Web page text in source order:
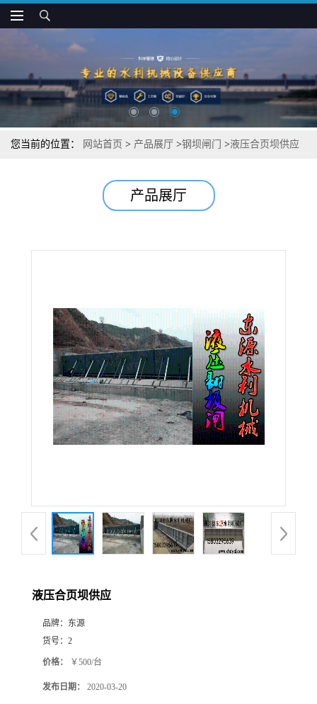
您当前的位置： 网站首页 > 产品展厅 >钢坝闸门 >液压合页坝供应
产品展厅
液压合页坝供应
品牌： 东源
货号： 2
价格： ￥500/台
发布日期： 2020-03-20